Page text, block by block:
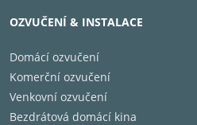
Špičkové zatížení: 320
Hmotnost: 1,6
OZVUČENÍ & INSTALACE
Domácí ozvučení
Komerční ozvučení
Venkovní ozvučení
Bezdrátová domácí kina